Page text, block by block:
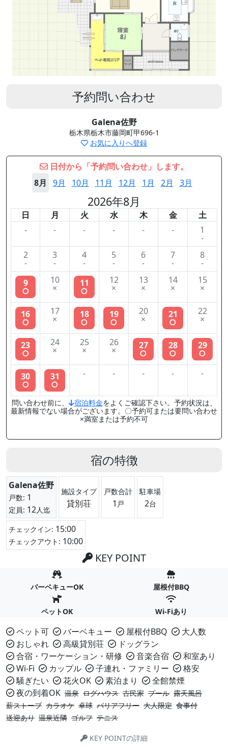
予約問い合わせ
Galena佐野
栃木県栃木市藤岡町甲696-1
お気に入りへ登録
日付から「予約問い合わせ」します。
8月
9月 10月 11月 12月 1月 2月 3月
2026年8月
日 月 火 水 木 金
土
-
- - - - - 1
-
2
-
3
-
4
-
5
-
6
-
7
-
8
-
9
○
10
× 11
○
12
×
13
×
14
×
15
×
16
○
17
× 18
○
19
○
20
× 21
○
22
×
23
○
24
×
25
×
26
× 27
○
28
○
29
○
30
○
31
○
- - - - -
問い合わせ前に、 宿泊料金をよくご確認下さい。予約状況は、
最新情報でない場合がございます。〇予約可または要問い合わせ
×満室または予約不可
宿の特徴
Galena佐野
戸数: 1
定員: 12人迄
施設タイプ
貸別荘
戸数合計
1 戸
駐車場
2台
チェックイン: 15:00
チェックアウト: 10:00
KEY POINT
バーベキューOK 屋根付BBQ
ペットOK Wi-Fiあり
ペット可 バーベキュー 屋根付BBQ
大人数
おしゃれ
高級貸別荘
ドッグラン
合宿・ワーケーション・研修
音楽合宿
和室あり
Wi-Fi
カップル 子連れ・ファミリー
格安
騒ぎたい
花火OK 素泊まり
全館禁煙
夜の到着OK 温泉 ログハウス 古民家 プール 露天風呂
薪ストーブ カラオケ 卓球 バリアフリー 大人限定 食事付
送迎あり 温泉近隣 ゴルフ テニス
KEY POINTの詳細